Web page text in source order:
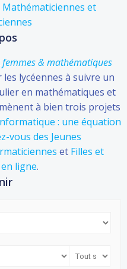
Mathématiciennes et
femmes & mathématiques
lycéennes à suivre un
en mathématiques et
à bien trois projets
: une équation
vous des Jeunes
et Filles et
ligne.